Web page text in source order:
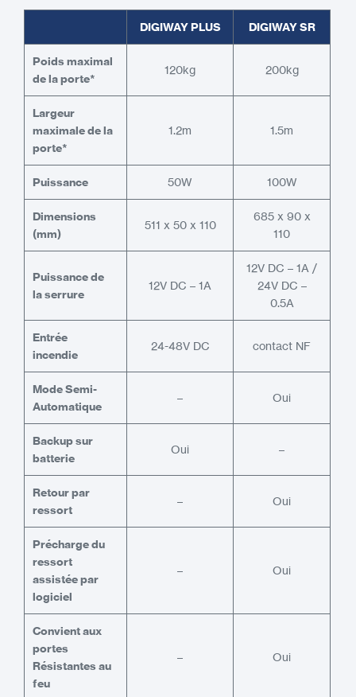
DIGIWAY PLUS DIGIWAY SR
Poids maximal
de la porte*
120kg 200kg
Largeur
maximale de la
porte*
1.2m 1.5m
Puissance 50W 100W
Dimensions
(mm)
511 x 50 x 110
685 x 90 x
110
Puissance de
la serrure
12V DC – 1A
12V DC – 1A /
24V DC –
0.5A
Entrée
incendie
24-48V DC contact NF
Mode Semi-
Automatique
– Oui
Backup sur
batterie
Oui –
Retour par
ressort
– Oui
Précharge du
ressort
assistée par
logiciel
– Oui
Convient aux
portes
Résistantes au
feu
– Oui